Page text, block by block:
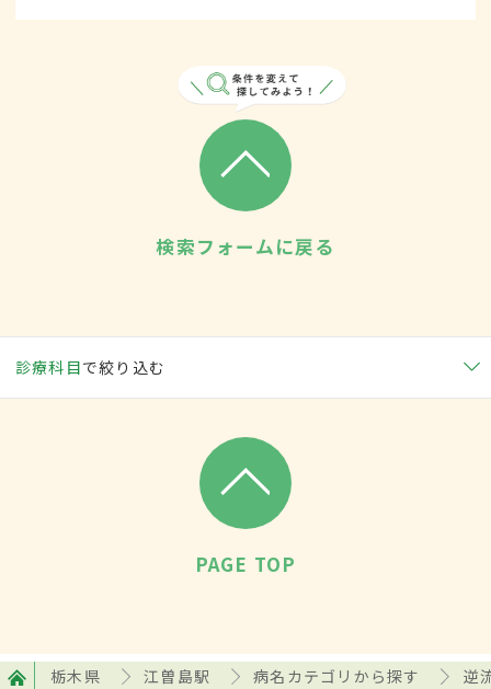
検索フォームに戻る
診療科目で絞り込む
PAGE TOP
栃木県 江曽島駅 病名カテゴリから探す 逆